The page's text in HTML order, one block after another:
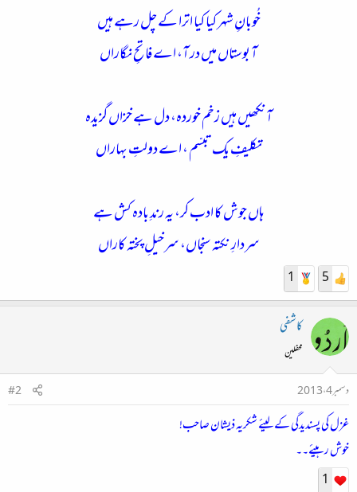
خُوبانِ شہر کیا کیا اترا کے چل رہے ہیں
آ بوستاں میں در آ، اے فاتحِ نگاراں
آنکھیں ہیں زخم خوردہ، دل ہے خزاں گزیدہ
تکلیفِ یک تبسّم ، اے دولتِ بہاراں
ہاں جوش کا ادب کر، یہ رندِ بادہ کش ہے
سردارِ نکتہ سنجاں، سرخیلِ پختہ کاراں
5
1
کاشفی
محفلین
دسمبر 4، 2013
#2
غزل کی پسندیدگی کے لیئے شکریہ ذیشان صاحب!
خوش رہیئے۔۔
1